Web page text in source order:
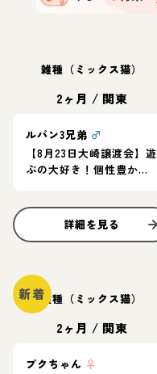
雑種（ミックス猫）
2ヶ月 / 関東
ルパン3兄弟 ♂
【8月23日大崎譲渡会】遊
ぶの大好き！個性豊かな
詳細を見る
新着雑種（ミックス猫）
2ヶ月 / 関東
プクちゃん ♀